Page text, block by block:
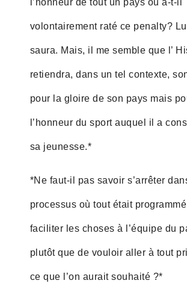
volontairement raté ce penalty?
saura. Mais, il me semble que l’
retiendra, dans un tel contexte,
pour la gloire de son pays mais
l’honneur du sport auquel il a
sa jeunesse.*
*Ne faut-il pas savoir s’arrêter
processus où tout était
faciliter les choses à l’équipe du
plutôt que de vouloir aller à tout
ce que l’on aurait souhaité ?*